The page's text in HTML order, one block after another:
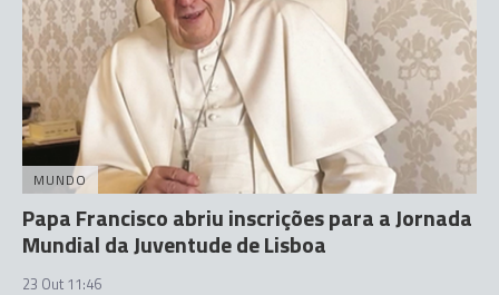
MUNDO
Papa Francisco abriu inscrições para a Jornada
Mundial da Juventude de Lisboa
23 Out 11:46